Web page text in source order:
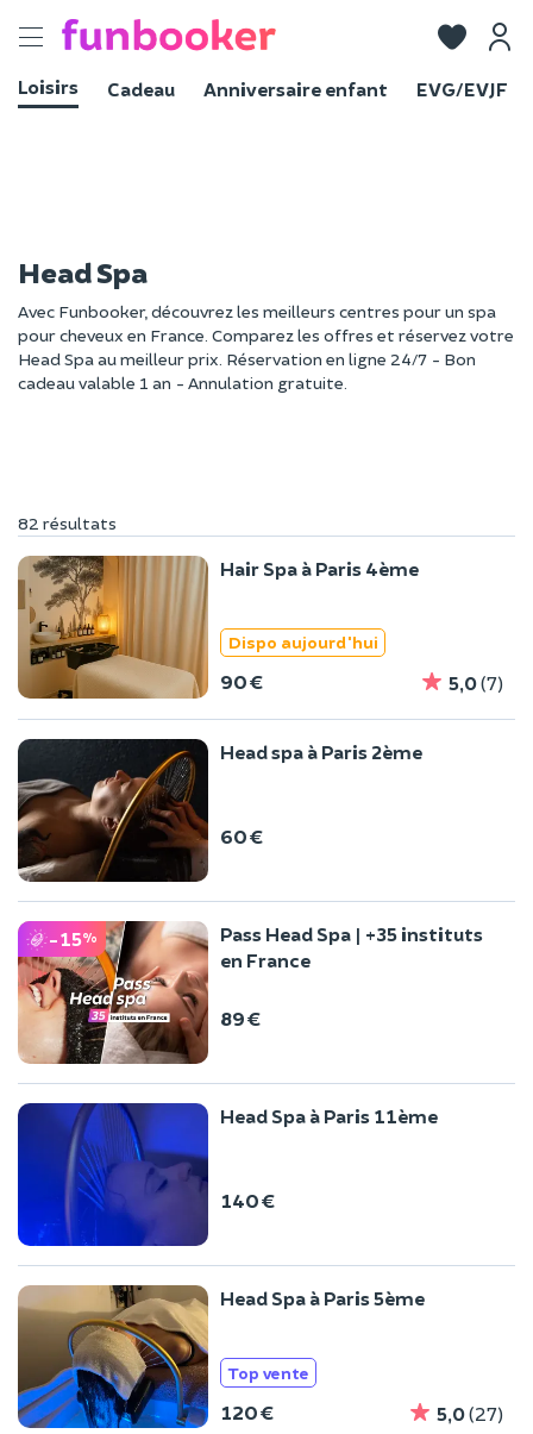
Toggle
Loisirs
Cadeau Anniversaire enfant EVG/EVJF
Head Spa
Avec Funbooker, découvrez les meilleurs centres pour un spa
pour cheveux en France. Comparez les offres et réservez votre
Head Spa au meilleur prix. Réservation en ligne 24/7 - Bon
cadeau valable 1 an - Annulation gratuite.
82 résultats
Hair Spa à Paris 4ème
Dispo aujourd'hui
90 € 5,0(7)
Head spa à Paris 2ème
60 €
-15%
Pass Head Spa | +35 instituts
en France
89 €
Head Spa à Paris 11ème
140 €
Head Spa à Paris 5ème
Top vente
120 € 5,0(27)